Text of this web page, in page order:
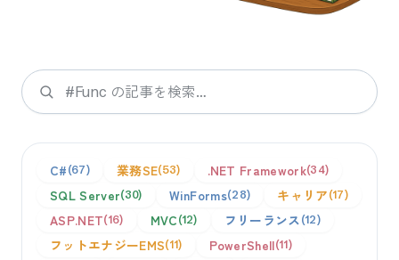
検索
C# 67 業務SE 53 .NET Framework 34
SQL Server 30 WinForms 28 キャリア 17
ASP.NET 16 MVC 12 フリーランス 12
フットエナジーEMS 11 PowerShell 11